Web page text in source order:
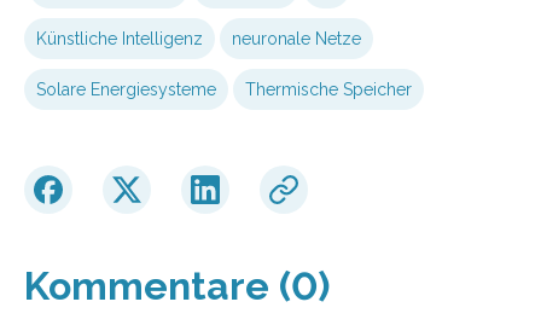
Künstliche Intelligenz neuronale Netze
Solare Energiesysteme Thermische Speicher
Kommentare (0)